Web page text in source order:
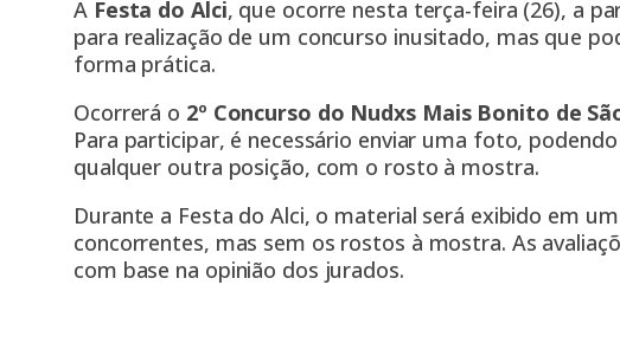
A Festa do Alci, que ocorre nesta terça-feira (26), a
para realização de um concurso inusitado, mas que
forma prática.
Ocorrerá o 2º Concurso do Nudxs Mais Bonito de
Para participar, é necessário enviar uma foto,
qualquer outra posição, com o rosto à mostra.
Durante a Festa do Alci, o material será exibido em
concorrentes, mas sem os rostos à mostra. As
com base na opinião dos jurados.